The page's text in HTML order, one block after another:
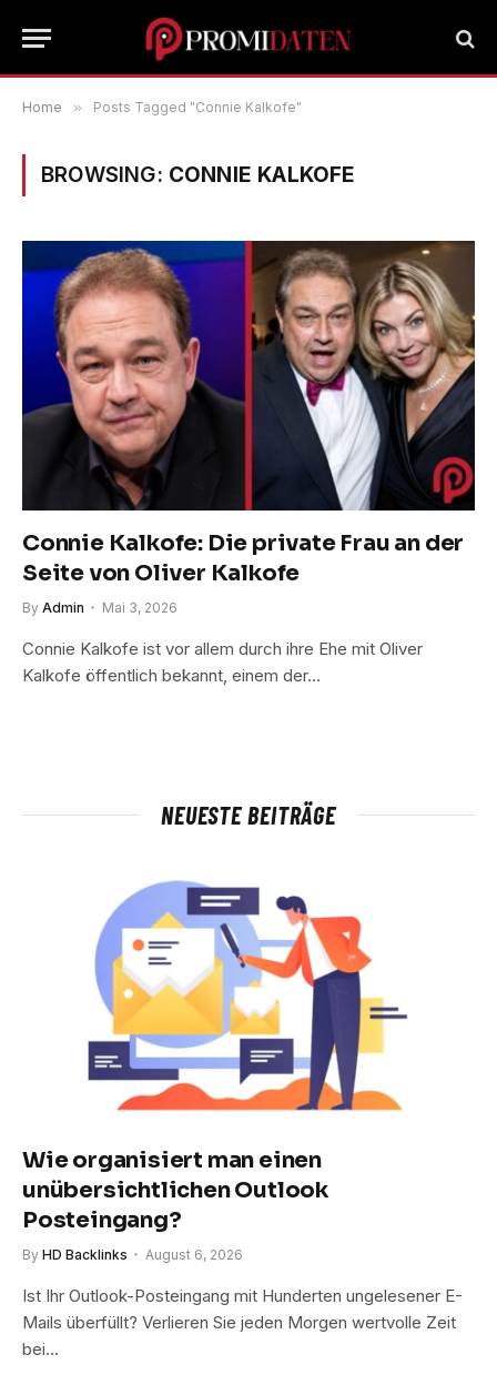
Home » Posts Tagged "Connie Kalkofe"
BROWSING: CONNIE KALKOFE
Connie Kalkofe: Die private Frau an der
Seite von Oliver Kalkofe
By Admin Mai 3, 2026
Connie Kalkofe ist vor allem durch ihre Ehe mit Oliver
Kalkofe öffentlich bekannt, einem der…
NEUESTE BEITRÄGE
Wie organisiert man einen
unübersichtlichen Outlook
Posteingang?
By HD Backlinks August 6, 2026
Ist Ihr Outlook-Posteingang mit Hunderten ungelesener E-
Mails überfüllt? Verlieren Sie jeden Morgen wertvolle Zeit
bei…